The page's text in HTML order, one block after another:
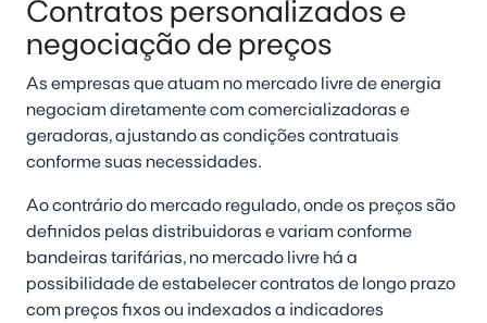
Contratos personalizados e
negociação de preços
As empresas que atuam no mercado livre de energia
negociam diretamente com comercializadoras e
geradoras, ajustando as condições contratuais
conforme suas necessidades.
Ao contrário do mercado regulado, onde os preços são
definidos pelas distribuidoras e variam conforme
bandeiras tarifárias, no mercado livre há a
possibilidade de estabelecer contratos de longo prazo
com preços fixos ou indexados a indicadores